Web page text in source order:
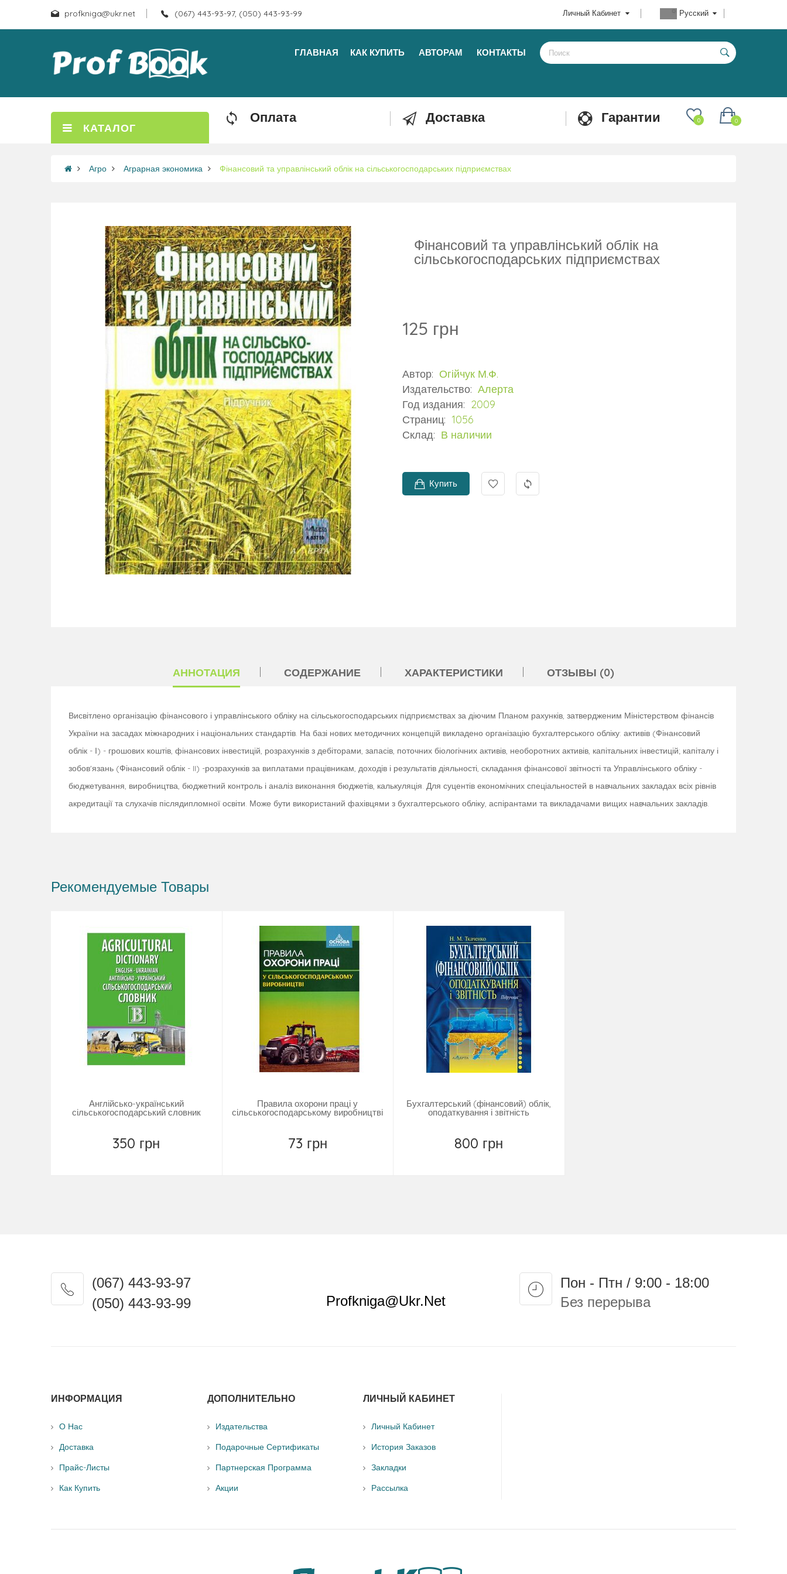
profkniga@ukr.net (067) 443-93-97, (050) 443-93-99 Русский
Личный Кабинет
ГЛАВНАЯ КАК КУПИТЬ АВТОРАМ КОНТАКТЫ
КАТАЛОГ
Оплата Доставка Гарантии 0
0
Агро Аграрная экономика Фінансовий та управлінський облік на сільськогосподарських підприємствах
Фінансовий та управлінський облік на
сільськогосподарських підприємствах
125 грн
Автор: Огійчук М.Ф.
Издательство: Алерта
Год издания: 2009
Страниц: 1056
Склад: В наличии
Купить
АННОТАЦИЯ СОДЕРЖАНИЕ ХАРАКТЕРИСТИКИ ОТЗЫВЫ (0)
Висвітлено організацію фінансового і управлінського обліку на сільськогосподарських підприємствах за діючим Планом рахунків, затвердженим Міністерством фінансів
України на засадах міжнародних і національних стандартів. На базі нових методичних концепцій викладено організацію бухгалтерського обліку: активів (Фінансовий
облік - І) - грошових коштів, фінансових інвестицій, розрахунків з дебіторами, запасів, поточних біологічних активів, необоротних активів, капітальних інвестицій; капіталу і
зобов'язань (Фінансовий облік - II) -розрахунків за виплатами працівникам, доходів і результатів діяльності, складання фінансової звітності та Управлінського обліку -
бюджетування, виробництва, бюджетний контроль і аналіз виконання бюджетів, калькуляція. Для суцентів економічних спеціальностей в навчальних закладах всіх рівнів
акредитації та слухачів післядипломної освіти. Може бути використаний фахівцями з бухгалтерського обліку, аспірантами та викладачами вищих навчальних закладів.
Рекомендуемые Товары
Англійсько-український
сільськогосподарський словник
350 грн
Правила охорони праці у
сільськогосподарському виробництві
73 грн
Бухгалтерський (фінансовий) облік,
оподаткування і звітність
800 грн
(067) 443-93-97
(050) 443-93-99
Profkniga@ukr.net
Пон - Птн / 9:00 - 18:00
Без перерыва
ИНФОРМАЦИЯ
О Нас
Доставка
Прайс-Листы
Как Купить
ДОПОЛНИТЕЛЬНО
Издательства
Подарочные Сертификаты
Партнерская Программа
Акции
ЛИЧНЫЙ КАБИНЕТ
Личный Кабинет
История Заказов
Закладки
Рассылка